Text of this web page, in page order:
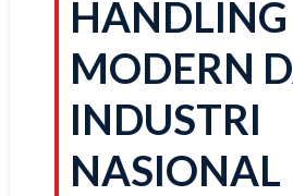
HANDLING
MODERN
INDUSTRI
NASIONAL